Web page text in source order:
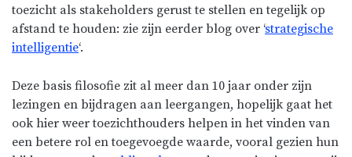
toezicht als stakeholders gerust te stellen en tegelijk op
afstand te houden: zie zijn eerder blog over ‘strategische
intelligentie‘.
Deze basis filosofie zit al meer dan 10 jaar onder zijn
lezingen en bijdragen aan leergangen, hopelijk gaat het
ook hier weer toezichthouders helpen in het vinden van
een betere rol en toegevoegde waarde, vooral gezien hun